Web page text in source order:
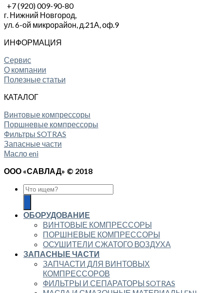
+7 (920) 009-90-80
г. Нижний Новгород,
ул. 6-ой микрорайон, д.21А, оф.9
ИНФОРМАЦИЯ
Сервис
О компании
Полезные статьи
КАТАЛОГ
Винтовые компрессоры
Поршневые компрессоры
Фильтры SOTRAS
Запасные части
Масло eni
ООО «САВЛАД» © 2018
ОБОРУДОВАНИЕ
ВИНТОВЫЕ КОМПРЕССОРЫ
ПОРШНЕВЫЕ КОМПРЕССОРЫ
ОСУШИТЕЛИ СЖАТОГО ВОЗДУХА
ЗАПАСНЫЕ ЧАСТИ
ЗАПЧАСТИ ДЛЯ ВИНТОВЫХ
КОМПРЕССОРОВ
ФИЛЬТРЫ И СЕПАРАТОРЫ SOTRAS